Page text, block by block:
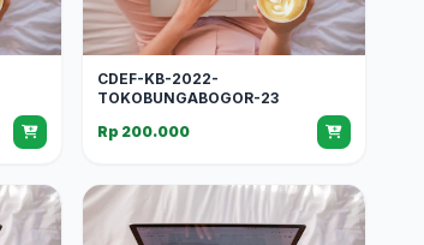
CDEF-KB-2022-
TOKOBUNGABOGOR-23
Rp 200.000